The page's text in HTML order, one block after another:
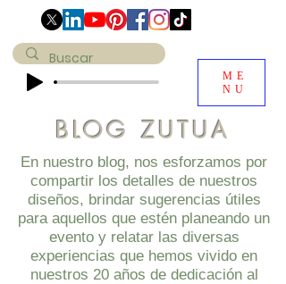
ME
NU
BLOG ZUTUA
En nuestro blog, nos esforzamos por
compartir los detalles de nuestros
diseños, brindar sugerencias útiles
para aquellos que estén planeando un
evento y relatar las diversas
experiencias que hemos vivido en
nuestros 20 años de dedicación al